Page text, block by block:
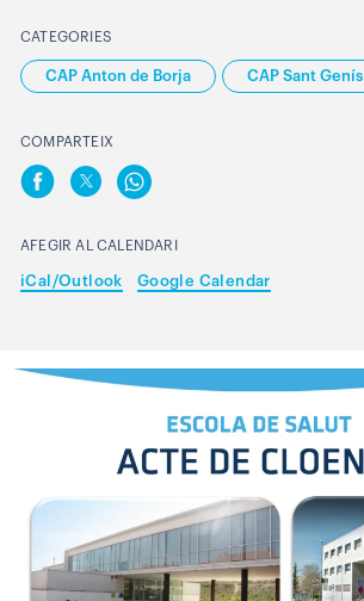
CATEGORIES
CAP Anton de Borja CAP Sant Genís
COMPARTEIX
AFEGIR AL CALENDARI
iCal/Outlook Google Calendar